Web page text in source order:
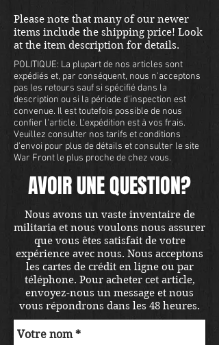
Please note that many of our newer
items include the shipping price! Look
at the item description for details.
POLITIQUE: La plupart de nos articles sont
expédiés et, par conséquent, nous n'acceptons
pas les retours sauf si spécifié dans la
description ou si la période d'inspection est
convenue. Il est toutefois possible de nous
confier l'article. L'expédition est à vos frais.
Veuillez consulter nos tarifs et conditions
d'envoi pour plus de détails et consulter le site
War Front le plus proche de chez vous.
AVOIR UNE QUESTION?
Nous avons un vaste inventaire de
militaria et nous voulons nous assurer
que vous êtes satisfait de votre
expérience avec nous. Nous acceptons
les cartes de crédit en ligne ou par
téléphone. Pour acheter cet article,
envoyez-nous un message et nous
vous répondrons dans les 48 heures.